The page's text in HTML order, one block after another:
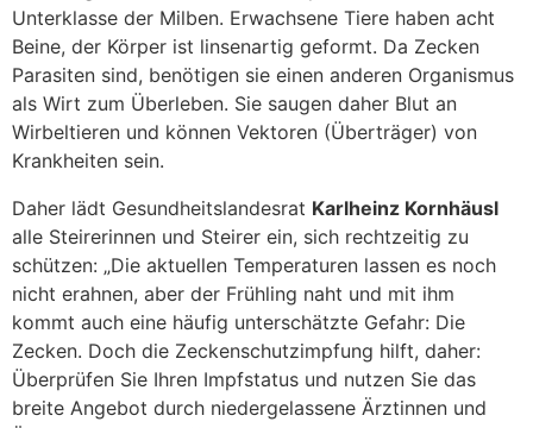
Unterklasse der Milben. Erwachsene Tiere haben acht
Beine, der Körper ist linsenartig geformt. Da Zecken
Parasiten sind, benötigen sie einen anderen Organismus
als Wirt zum Überleben. Sie saugen daher Blut an
Wirbeltieren und können Vektoren (Überträger) von
Krankheiten sein.
Daher lädt Gesundheitslandesrat Karlheinz Kornhäusl
alle Steirerinnen und Steirer ein, sich rechtzeitig zu
schützen: „Die aktuellen Temperaturen lassen es noch
nicht erahnen, aber der Frühling naht und mit ihm
kommt auch eine häufig unterschätzte Gefahr: Die
Zecken. Doch die Zeckenschutzimpfung hilft, daher:
Überprüfen Sie Ihren Impfstatus und nutzen Sie das
breite Angebot durch niedergelassene Ärztinnen und